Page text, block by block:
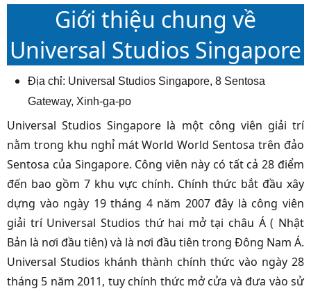
Giới thiệu chung về
Universal Studios Singapore
Địa chỉ: Universal Studios Singapore, 8 Sentosa
Gateway, Xinh-ga-po
Universal Studios Singapore là một công viên giải trí
nằm trong khu nghỉ mát World World Sentosa trên đảo
Sentosa của Singapore. Công viên này có tất cả 28 điểm
đến bao gồm 7 khu vực chính. Chính thức bắt đầu xây
dựng vào ngày 19 tháng 4 năm 2007 đây là công viên
giải trí Universal Studios thứ hai mở tại châu Á ( Nhật
Bản là nơi đầu tiên) và là nơi đầu tiên trong Đông Nam Á.
Universal Studios khánh thành chính thức vào ngày 28
tháng 5 năm 2011, tuy chính thức mở cửa và đưa vào sử